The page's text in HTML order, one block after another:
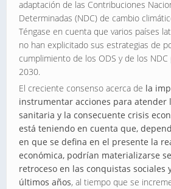
adaptación de las Contribuciones
Determinadas (NDC) de cambio
Téngase en cuenta que varios países
no han explicitado sus estrategias de
cumplimiento de los ODS y de los
2030.
El creciente consenso acerca de la
instrumentar acciones para atender
sanitaria y la consecuente crisis
está teniendo en cuenta que,
en que se defina en el presente la
económica, podrían materializarse
retroceso en las conquistas sociales
últimos años, al tiempo que se